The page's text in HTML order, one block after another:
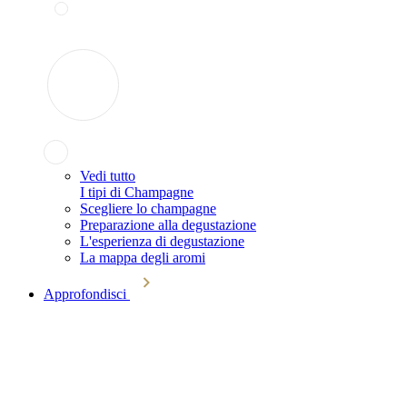
Vedi tutto
I tipi di Champagne
Scegliere lo champagne
Preparazione alla degustazione
L'esperienza di degustazione
La mappa degli aromi
Approfondisci